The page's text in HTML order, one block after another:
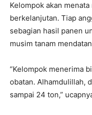
Kelompok akan
berkelanjutan. Tiap
sebagian hasil panen
musim tanam
“Kelompok menerima
obatan. Alhamdulillah,
sampai 24 ton,”